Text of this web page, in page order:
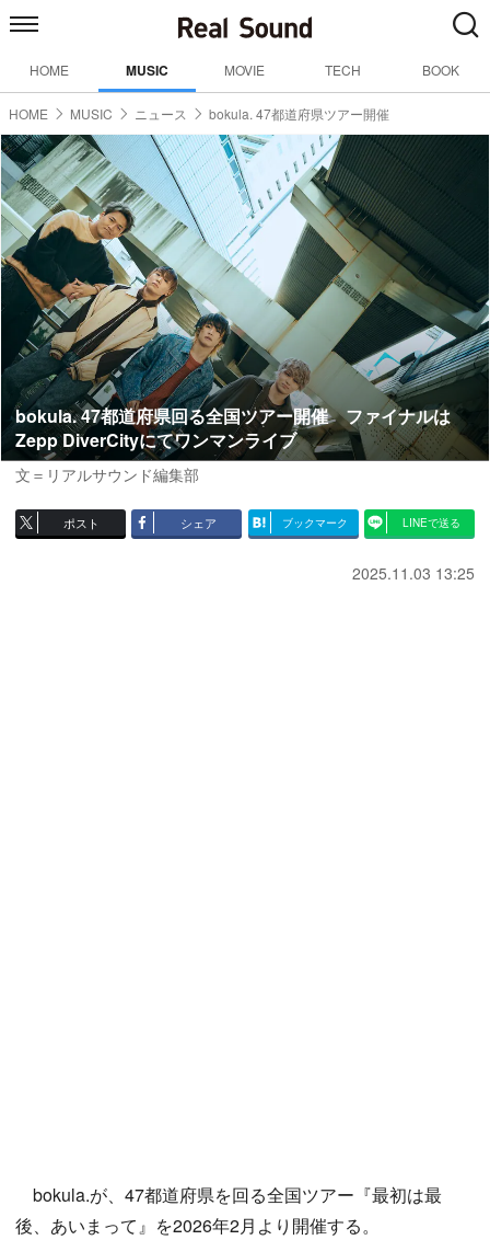
HOME MUSIC MOVIE TECH BOOK
HOME MUSIC ニュース bokula. 47都道府県ツアー開催
bokula. 47都道府県回る全国ツアー開催 ファイナルは
Zepp DiverCityにてワンマンライブ
文＝リアルサウンド編集部
ポスト シェア ブックマーク LINEで送る
2025.11.03 13:25
bokula.が、47都道府県を回る全国ツアー『最初は最
後、あいまって』を2026年2月より開催する。